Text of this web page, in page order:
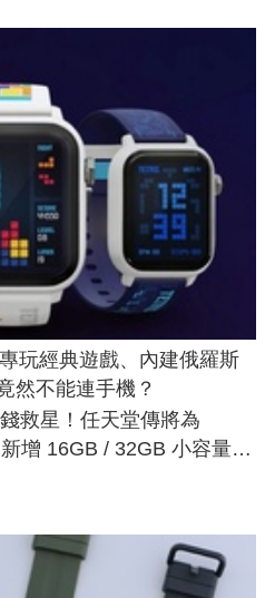
玩經典遊戲、內建俄羅斯
然不能連手機？
救星！任天堂傳將為
增 16GB / 32GB 小容量遊